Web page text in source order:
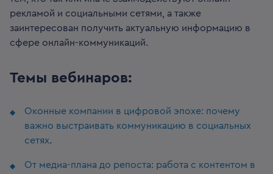
рекламой и социальными сетями, а также
заинтересован получить актуальную информацию в
сфере онлайн-коммуникаций.
Темы вебинаров:
Оконные компании в цифровой эпохе: почему
важно выстраивать коммуникацию в социальных
сетях.
От медиа-плана до репоста: работа с контентом в